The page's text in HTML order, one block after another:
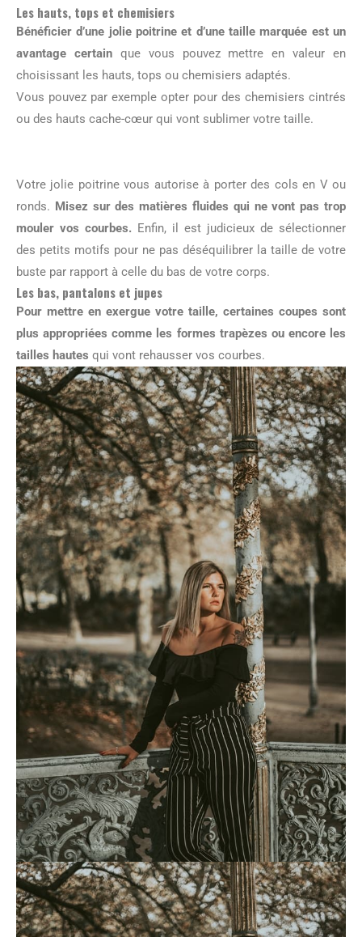
Les hauts, tops et chemisiers
Bénéficier d’une jolie poitrine et d’une taille marquée est un
avantage certainque vous pouvez mettre en valeur en
choisissant les hauts, tops ou chemisiers adaptés.
Vous pouvez par exemple opter pour des chemisiers cintrés
ou des hauts cache-cœur qui vont sublimer votre taille.
Votre jolie poitrine vous autorise à porter des cols en V ou
ronds. Misez sur des matières fluides qui ne vont pas trop
mouler vos courbes. Enfin, il est judicieux de sélectionner
des petits motifs pour ne pas déséquilibrer la taille de votre
buste par rapport à celle du bas de votre corps.
Les bas, pantalons et jupes
Pour mettre en exergue votre taille, certaines coupes sont
plus appropriées comme les formes trapèzes ou encore les
tailles hautes qui vont rehausser vos courbes.